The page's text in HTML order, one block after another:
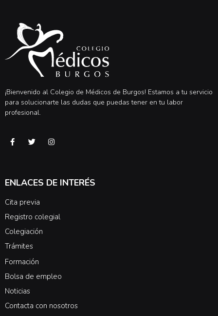
¡Bienvenido al Colegio de Médicos de Burgos! Estamos a tu servicio
para solucionarte las dudas que puedas tener en tu labor
profesional.
ENLACES DE INTERÉS
Cita previa
Registro colegial
Colegiación
Trámites
Formación
Bolsa de empleo
Noticias
Contacta con nosotros